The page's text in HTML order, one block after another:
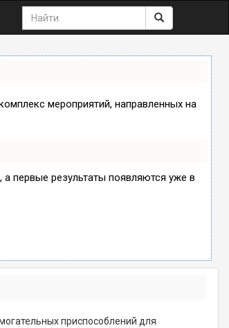
мероприятий, направленных на
первые результаты появляются уже в
приспособлений для